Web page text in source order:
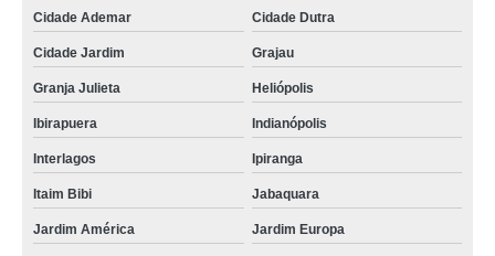
Cidade Ademar Cidade Dutra
Cidade Jardim Grajau
Granja Julieta Heliópolis
Ibirapuera Indianópolis
Interlagos Ipiranga
Itaim Bibi Jabaquara
Jardim América Jardim Europa